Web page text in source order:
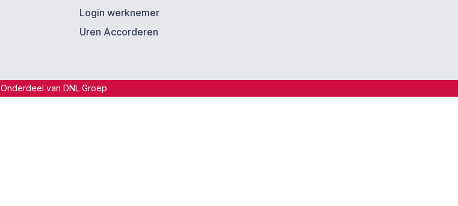
Login werknemer
Uren Accorderen
Onderdeel van DNL Groep